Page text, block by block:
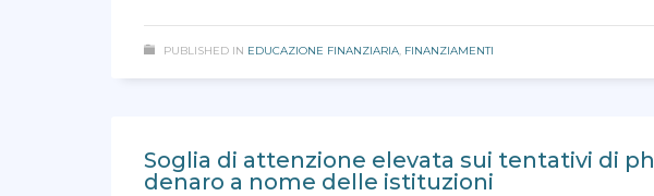
PUBLISHED IN EDUCAZIONE FINANZIARIA, FINANZIAMENTI
Soglia di attenzione elevata sui tentativi di
denaro a nome delle istituzioni